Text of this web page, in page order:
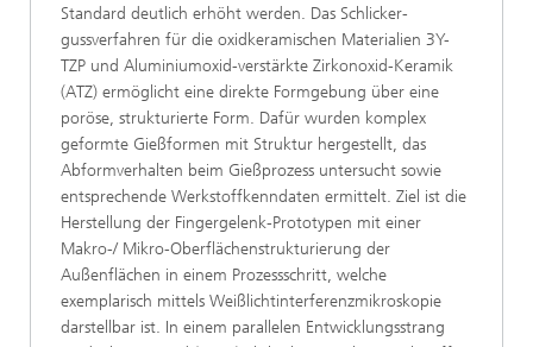
Standard deutlich erhöht werden. Das Schlicker­
gussverfahren für die oxidkeramischen Materialien 3Y-
TZP und Aluminiumoxid-verstärkte Zirkonoxid-Keramik
(ATZ) ermöglicht eine direkte Formgebung über eine
poröse, strukturierte Form. Dafür wurden komplex
geformte Gießformen mit Struktur her­gestellt, das
Abformverhalten beim Gießprozess untersucht sowie
entsprechende Werkstoffkenndaten ermittelt. Ziel ist die
Herstellung der Fingergelenk-Prototypen mit einer
Makro-/ Mikro-Oberflächenstrukturierung der
Außenflächen in einem Prozessschritt, welche
exemplarisch mittels Weißlichtinterferenz­mikroskopie
darstellbar ist. In einem parallelen Entwicklungs­strang